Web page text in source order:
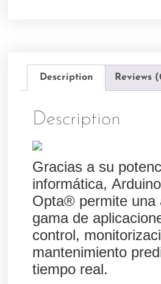
Description Reviews
Description
Gracias a su
informática,Arduino
Opta® permite una
gama de
control,
mantenimiento
tiempo real.